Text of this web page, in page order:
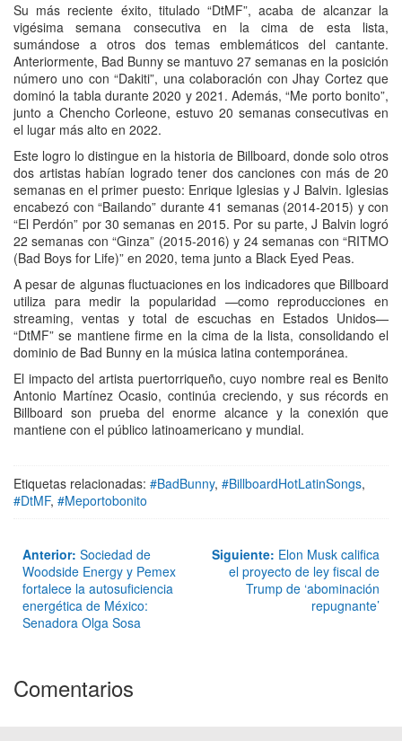
Su más reciente éxito, titulado “DtMF”, acaba de alcanzar la
vigésima semana consecutiva en la cima de esta lista,
sumándose a otros dos temas emblemáticos del cantante.
Anteriormente, Bad Bunny se mantuvo 27 semanas en la posición
número uno con “Dakiti”, una colaboración con Jhay Cortez que
dominó la tabla durante 2020 y 2021. Además, “Me porto bonito”,
junto a Chencho Corleone, estuvo 20 semanas consecutivas en
el lugar más alto en 2022.
Este logro lo distingue en la historia de Billboard, donde solo otros
dos artistas habían logrado tener dos canciones con más de 20
semanas en el primer puesto: Enrique Iglesias y J Balvin. Iglesias
encabezó con “Bailando” durante 41 semanas (2014-2015) y con
“El Perdón” por 30 semanas en 2015. Por su parte, J Balvin logró
22 semanas con “Ginza” (2015-2016) y 24 semanas con “RITMO
(Bad Boys for Life)” en 2020, tema junto a Black Eyed Peas.
A pesar de algunas fluctuaciones en los indicadores que Billboard
utiliza para medir la popularidad —como reproducciones en
streaming, ventas y total de escuchas en Estados Unidos—
“DtMF” se mantiene firme en la cima de la lista, consolidando el
dominio de Bad Bunny en la música latina contemporánea.
El impacto del artista puertorriqueño, cuyo nombre real es Benito
Antonio Martínez Ocasio, continúa creciendo, y sus récords en
Billboard son prueba del enorme alcance y la conexión que
mantiene con el público latinoamericano y mundial.
Etiquetas relacionadas: #BadBunny, #BillboardHotLatinSongs,
#DtMF, #Meportobonito
Anterior: Sociedad de
Woodside Energy y Pemex
fortalece la autosuficiencia
energética de México:
Senadora Olga Sosa
Siguiente: Elon Musk califica
el proyecto de ley fiscal de
Trump de ‘abominación
repugnante’
Comentarios